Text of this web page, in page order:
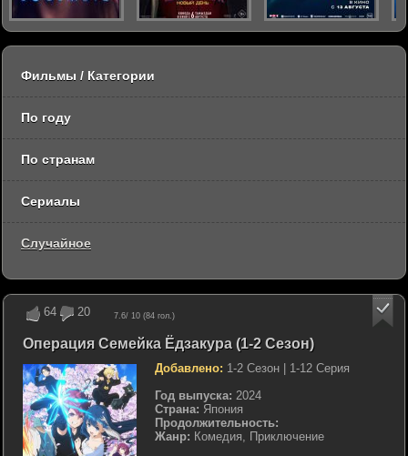
64 20 7.6/ 10 (84 гол.)
Операция Семейка Ёдзакура (1-2 Сезон)
Добавлено: 1-2 Сезон | 1-12 Серия
Год выпуска: 2024
Страна: Япония
Продолжительность:
Жанр: Комедия, Приключение
Фильмы / Категории
По году
По странам
Сериалы
Случайное